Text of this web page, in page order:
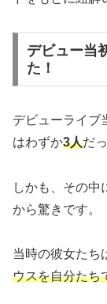
デビュー当
た！
デビューライブ
はわずか3人だ
しかも、その中
から驚きです。
当時の彼女たち
ウスを自分たち